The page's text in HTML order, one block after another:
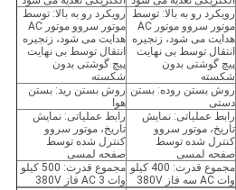
رویکرد رو به بالا: توسط
موتور سروو موتور AC
هدایت می شود، زنجیره
انتقال توسط بی نهایت
پیچ گوشتی بدون
شکسته
رویکرد رو به بالا: توسط
موتور سروو موتور AC
هدایت می شود، زنجیره
انتقال توسط بی نهایت
پیچ گوشتی بدون
شکسته
روش بستن روده: بستن
دستی
روش بستن رید: بستن
هوا
رابط عملیاتی: نمایش
تاریخ، موتور سروو
کنترل شده توسط
صفحه لمسی
رابط عملیاتی: نمایش
تاریخ، موتور سروو
کنترل شده توسط
صفحه لمسی
مجموع قدرت: 400 کیلو
وات AC سه فاز 380V
مجموع قدرت: 500 کیلو
وات AC 3 فاز 380V